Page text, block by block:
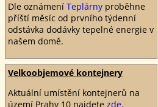
Dle oznámení Teplárny proběhne
příští měsíc od prvního týdenní
odstávka dodávky tepelné energie v
našem domě.
Velkoobjemové kontejnery
Aktuální umístění kontejnerů na
území Prahy 10 najdete zde.